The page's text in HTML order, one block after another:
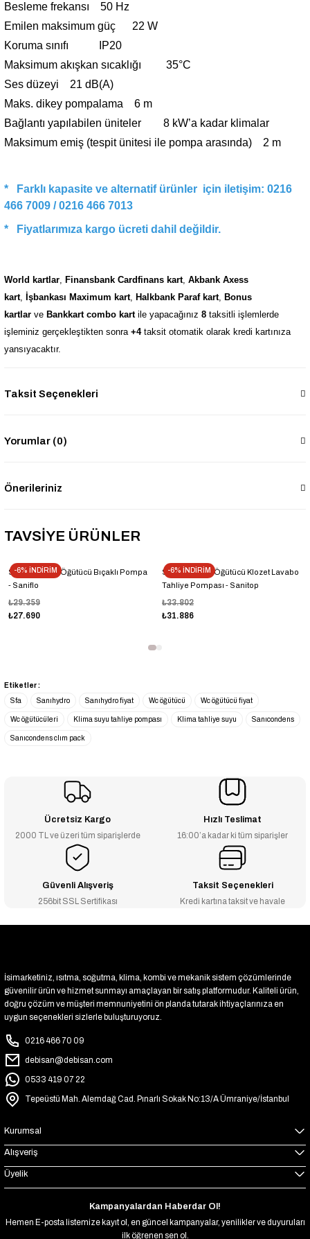
Besleme frekansı 50 Hz
Emilen maksimum güç 22 W
Koruma sınıfı IP20
Maksimum akışkan sıcaklığı 35°C
Ses düzeyi 21 dB(A)
Maks. dikey pompalama 6 m
Bağlantı yapılabilen üniteler 8 kW’a kadar klimalar
Maksimum emiş (tespit ünitesi ile pompa arasında) 2 m
* Farklı kapasite ve alternatif ürünler için iletişim: 0216
466 7009 /0216 466 7013
* Fiyatl arımıza kargo ücreti dahil değildir.
World kartlar, Finansbank Cardfinans kart, Akbank Axess
kart, İşbankası Maximum kart, Halkbank Paraf kart, Bonus
kartlar ve Bankkart combo kartile yapacağınız 8 taksitli işlemlerde
işleminiz gerçekleştikten sonra +4taksit otomatik olarak kredi kartınıza
yansıyacaktır.
Taksit Seçenekleri
Yorumlar (0)
Önerileriniz
TAVSİYE ÜRÜNLER
-6% İNDİRİM
Sanihydro Wc Öğütücü Bıçaklı Pompa
- Saniflo
₺27.690
₺29.359
-6% İNDİRİM
Sanihydro Wc Öğütücü Klozet Lavabo
Tahliye Pompası - Sanitop
₺31.886
₺33.802
Etiketler :
Sfa
Sanıhydro Sanıhydro fiyat Wc öğütücü Wc öğütücü fiyat
Wc öğütücüleri Klima suyu tahliye pompası Klima tahliye suyu Sanıcondens
Sanıcondens clım pack
Ücretsiz Kargo
2000 TL ve üzeri tüm siparişlerde
Hızlı Teslimat
16:00’a kadar ki tüm siparişler
Güvenli Alışveriş
256bit SSL Sertifikası
Taksit Seçenekleri
Kredi kartına taksit ve havale
İsimarketiniz, ısıtma, soğutma, klima, kombi ve mekanik sistem çözümlerinde
güvenilir ürün ve hizmet sunmayı amaçlayan bir satış platformudur. Kaliteli ürün,
doğru çözüm ve müşteri memnuniyetini ön planda tutarak ihtiyaçlarınıza en
uygun seçenekleri sizlerle buluşturuyoruz.
0216 466 70 09
debisan@debisan.com
0533 419 07 22
Tepeüstü Mah. Alemdağ Cad. Pınarlı Sokak No:13/A Ümraniye/İstanbul
Kurumsal
Alışveriş
Üyelik
Kampanyalardan Haberdar Ol!
Hemen E-posta listemize kayıt ol, en güncel kampanyalar, yenilikler ve duyuruları
ilk öğrenen sen ol.